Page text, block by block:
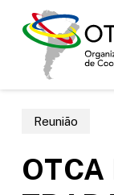
Reunião
OTCA